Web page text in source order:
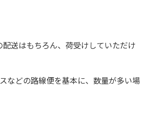
送はもちろん、荷受けしていただけ
などの路線便を基本に、数量が多い場